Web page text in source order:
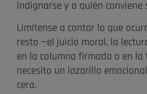
indignarse y a quién conviene
Limítense a contar lo que
resto —el juicio moral, la
en la columna firmada o en
necesito un lazarillo
cera.